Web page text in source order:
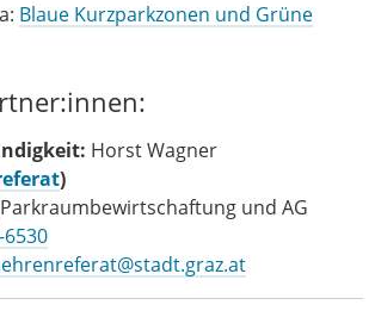
Blaue Kurzparkzonen und Grüne
Horst Wagner
)
und AG
6530